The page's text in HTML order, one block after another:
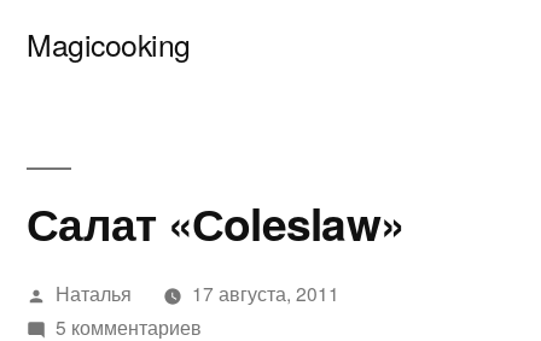
Magicooking
Салат «Сoleslaw»
Написано
автором
Наталья
17 августа, 2011
5 комментариевк